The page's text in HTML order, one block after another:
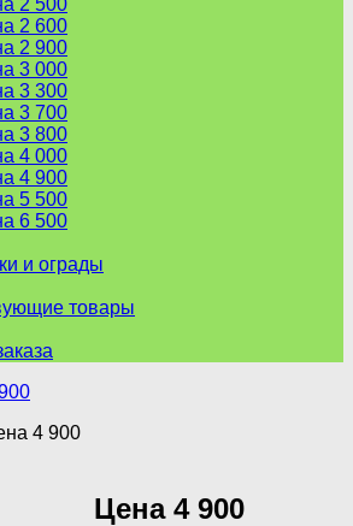
2 500
2 600
2 900
3 000
3 300
3 700
3 800
4 000
4 900
5 500
6 500
и ограды
товары
4 900
Цена 4 900